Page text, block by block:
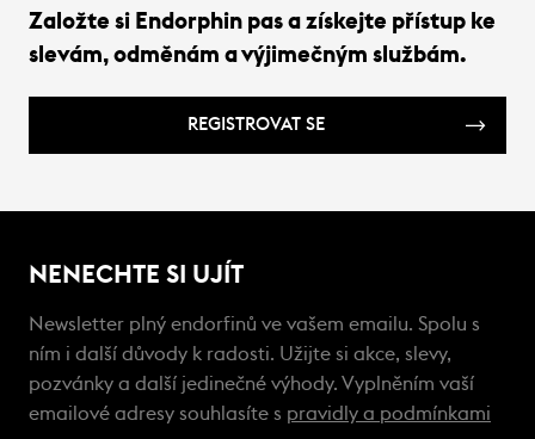
Založte si Endorphin pas a získejte přístup ke
slevám, odměnám a výjimečným službám.
REGISTROVAT SE
NENECHTE SI UJÍT
Newsletter plný endorfinů ve vašem emailu. Spolu s
ním i další důvody k radosti. Užijte si akce, slevy,
pozvánky a další jedinečné výhody. Vyplněním vaší
emailové adresy souhlasíte s pravidly a podmínkami